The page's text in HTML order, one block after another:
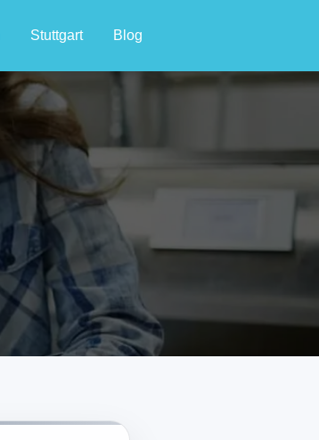
Stuttgart Blog